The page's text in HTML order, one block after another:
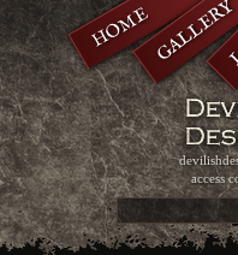
access
HOMEGALLERY